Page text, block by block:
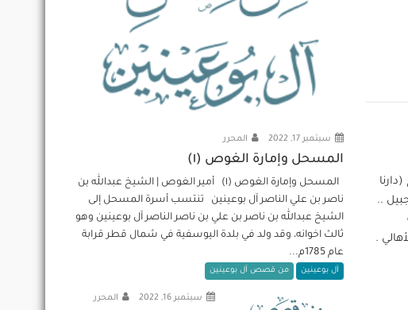
جناح (دارنا
..
.
سبتمبر 17, 2022 المحرر
المسحل وإمارة الغوص (١)
المسحل وإمارة الغوص (١) أمير الغوص | الشيخ عبدالله بن
ناصر بن علي الناصر آل بوعينين تنتسب أسرة المسحل إلى
الشيخ عبدالله بن ناصر بن علي بن ناصر الناصر آل بوعينين وهو
ثالث اخوانه، وقد ولد في بلدة اليوسفية في شمال قطر قرابة
عام 1785م...
آل بوعينين من قصص آل بوعينين
سبتمبر 16, 2022 المحرر